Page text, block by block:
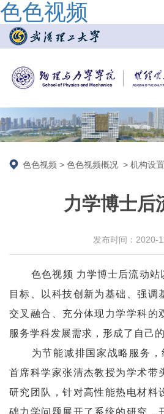
色色视频
色色视频 > 色色视频概况 > 机构设置
力学博士后
发布时间：2020-
色色视频 力学博士后流动站
目标、以科技创新为基础、强调
交叉融合、充分体现力学学科的
服务学科发展需求，形成了自己的
为节能减排国家战略服务，
首席科学家张清杰教授为学术带
研究团队，针对高性能热电材料